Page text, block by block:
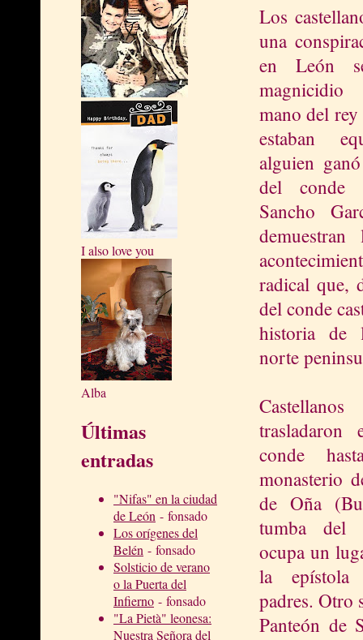
I also love you
Alba
Últimas
entradas
"Nifas" en la ciudad
de León - fonsado
Los orígenes del
Belén - fonsado
Solsticio de verano
o la Puerta del
Infierno - fonsado
"La Pietà" leonesa:
Nuestra Señora del
Los
una
en León
mano del
estaban
alguien
del conde
Sancho
demuestran
radical que,
del conde
historia de
norte
trasladaron
conde
monasterio
de Oña
tumba del
ocupa un
la
padres. Otro
Panteón de